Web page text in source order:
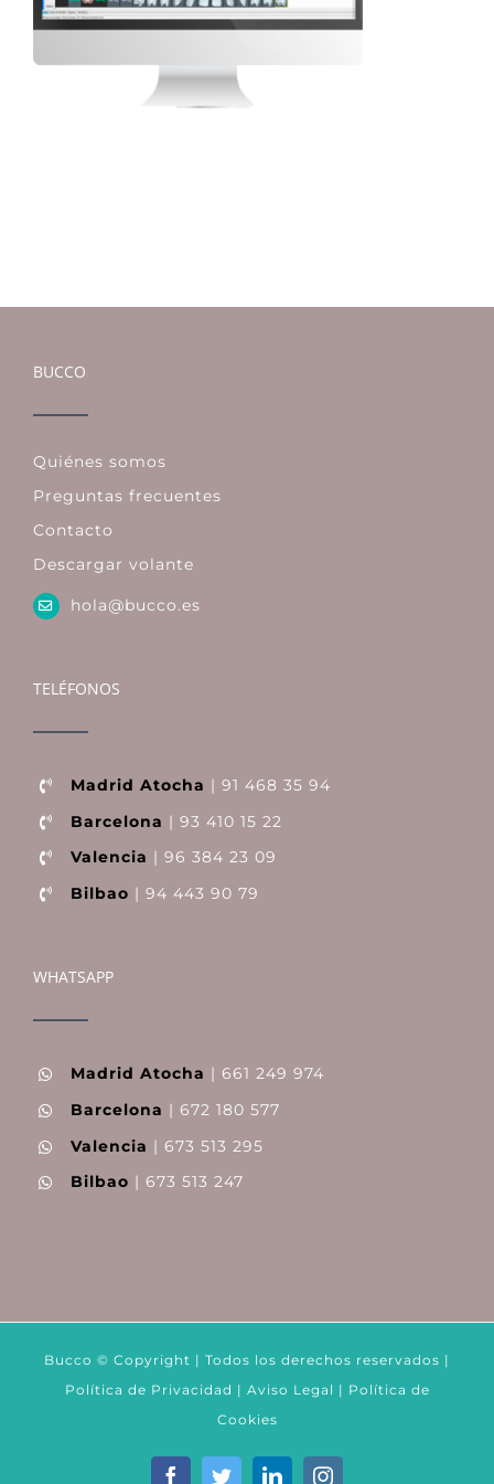
BUCCO
Quiénes somos
Preguntas frecuentes
Contacto
Descargar volante
hola@bucco.es
TELÉFONOS
Madrid Atocha | 91 468 35 94
Barcelona | 93 410 15 22
Valencia | 96 384 23 09
Bilbao | 94 443 90 79
WHATSAPP
Madrid Atocha | 661 249 974
Barcelona | 672 180 577
Valencia | 673 513 295
Bilbao | 673 513 247
Bucco © Copyright | Todos los derechos reservados |
Política de Privacidad | Aviso Legal | Política de
Cookies